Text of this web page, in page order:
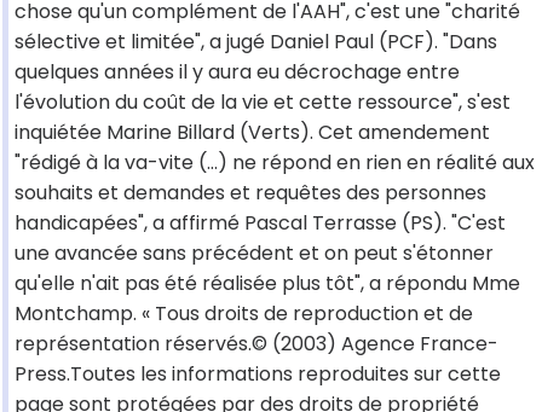
chose qu'un complément de l'AAH", c'est une "charité
sélective et limitée", a jugé Daniel Paul (PCF). "Dans
quelques années il y aura eu décrochage entre
l'évolution du coût de la vie et cette ressource", s'est
inquiétée Marine Billard (Verts). Cet amendement
"rédigé à la va-vite (...) ne répond en rien en réalité aux
souhaits et demandes et requêtes des personnes
handicapées", a affirmé Pascal Terrasse (PS). "C'est
une avancée sans précédent et on peut s'étonner
qu'elle n'ait pas été réalisée plus tôt", a répondu Mme
Montchamp. « Tous droits de reproduction et de
représentation réservés.© (2003) Agence France-
Press.Toutes les informations reproduites sur cette
page sont protégées par des droits de propriété